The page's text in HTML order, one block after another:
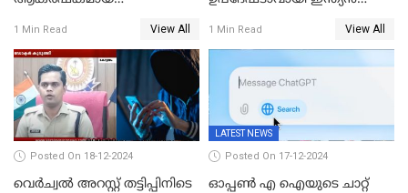
വരുത്തി വിഐ
1 Min Read View All 1 Min Read View All
Posted On 18-12-2024
വെർച്വൽ അറസ്റ്റ് തട്ടിപ്പിനിടെ
LATEST NEWS
Posted On 17-12-2024
ഓപ്പൺ എ ഐയുടെ ചാറ്റ്